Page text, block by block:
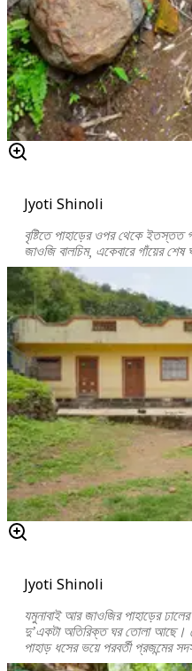
Jyoti Shinoli
বৃষ্টিতে পাহাড়ের ওপর থেকে ইতস্তত
জাওজি বালচিম, একেবারে গাঁয়ের শেষ
Jyoti Shinoli
যমুনাবাই আর জাওজির পাহাড়ের
দু’একটা অতিরিক্ত ঘর তোলা আছে।
পাহাড় ধসের ভয়ে পরবর্তী প্রজন্মের